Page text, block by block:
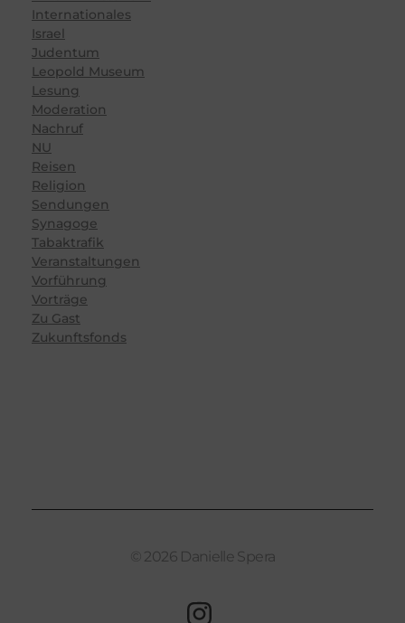
Internationales
Israel
Judentum
Leopold Museum
Lesung
Moderation
Nachruf
NU
Reisen
Religion
Sendungen
Synagoge
Tabaktrafik
Veranstaltungen
Vorführung
Vorträge
Zu Gast
Zukunftsfonds
© 2026 Danielle Spera